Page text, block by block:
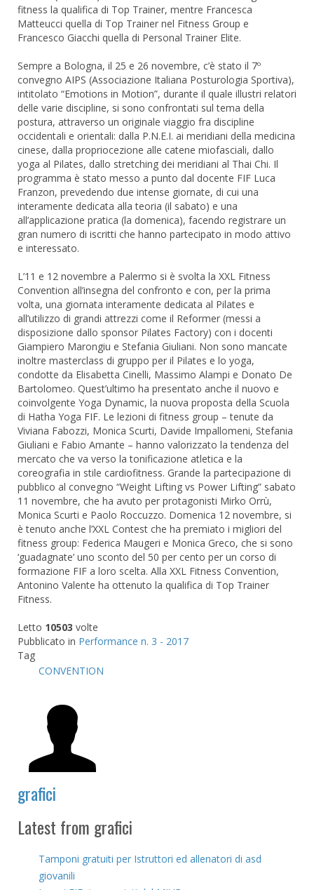
fitness la qualifica di Top Trainer, mentre Francesca
Matteucci quella di Top Trainer nel Fitness Group e
Francesco Giacchi quella di Personal Trainer Elite.
Sempre a Bologna, il 25 e 26 novembre, c’è stato il 7º
convegno AIPS (Associazione Italiana Posturologia Sportiva),
intitolato “Emotions in Motion”, durante il quale illustri relatori
delle varie discipline, si sono confrontati sul tema della
postura, attraverso un originale viaggio fra discipline
occidentali e orientali: dalla P.N.E.I. ai meridiani della medicina
cinese, dalla propriocezione alle catene miofasciali, dallo
yoga al Pilates, dallo stretching dei meridiani al Thai Chi. Il
programma è stato messo a punto dal docente FIF Luca
Franzon, prevedendo due intense giornate, di cui una
interamente dedicata alla teoria (il sabato) e una
all’applicazione pratica (la domenica), facendo registrare un
gran numero di iscritti che hanno partecipato in modo attivo
e interessato.
L’11 e 12 novembre a Palermo si è svolta la XXL Fitness
Convention all’insegna del confronto e con, per la prima
volta, una giornata interamente dedicata al Pilates e
all’utilizzo di grandi attrezzi come il Reformer (messi a
disposizione dallo sponsor Pilates Factory) con i docenti
Giampiero Marongiu e Stefania Giuliani. Non sono mancate
inoltre masterclass di gruppo per il Pilates e lo yoga,
condotte da Elisabetta Cinelli, Massimo Alampi e Donato De
Bartolomeo. Quest’ultimo ha presentato anche il nuovo e
coinvolgente Yoga Dynamic, la nuova proposta della Scuola
di Hatha Yoga FIF. Le lezioni di fitness group – tenute da
Viviana Fabozzi, Monica Scurti, Davide Impallomeni, Stefania
Giuliani e Fabio Amante – hanno valorizzato la tendenza del
mercato che va verso la tonificazione atletica e la
coreografia in stile cardiofitness. Grande la partecipazione di
pubblico al convegno “Weight Lifting vs Power Lifting” sabato
11 novembre, che ha avuto per protagonisti Mirko Orrù,
Monica Scurti e Paolo Roccuzzo. Domenica 12 novembre, si
è tenuto anche l’XXL Contest che ha premiato i migliori del
fitness group: Federica Maugeri e Monica Greco, che si sono
‘guadagnate’ uno sconto del 50 per cento per un corso di
formazione FIF a loro scelta. Alla XXL Fitness Convention,
Antonino Valente ha ottenuto la qualifica di Top Trainer
Fitness.
Letto 10503 volte
Pubblicato in Performance n. 3 - 2017
Tag
CONVENTION
grafici
Latest from grafici
Tamponi gratuiti per Istruttori ed allenatori di asd
giovanili